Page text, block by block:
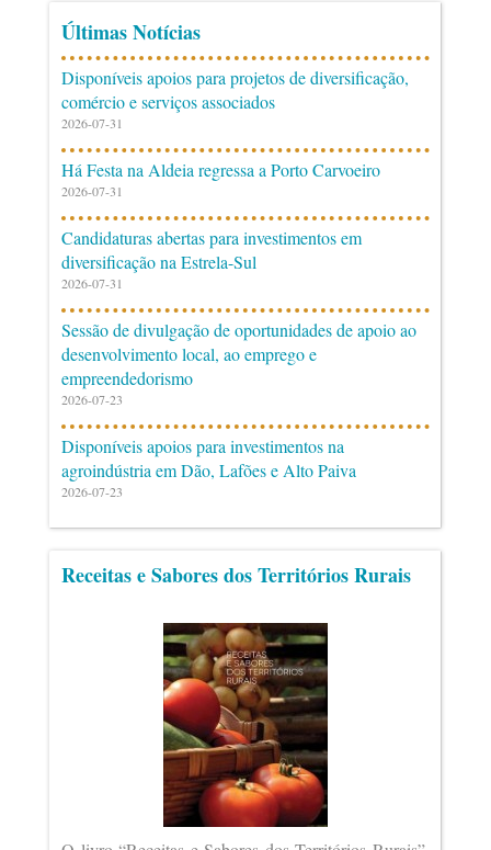
Últimas Notícias
Disponíveis apoios para projetos de diversificação,
comércio e serviços associados
2026-07-31
Há Festa na Aldeia regressa a Porto Carvoeiro
2026-07-31
Candidaturas abertas para investimentos em
diversificação na Estrela-Sul
2026-07-31
Sessão de divulgação de oportunidades de apoio ao
desenvolvimento local, ao emprego e
empreendedorismo
2026-07-23
Disponíveis apoios para investimentos na
agroindústria em Dão, Lafões e Alto Paiva
2026-07-23
Receitas e Sabores dos Territórios Rurais